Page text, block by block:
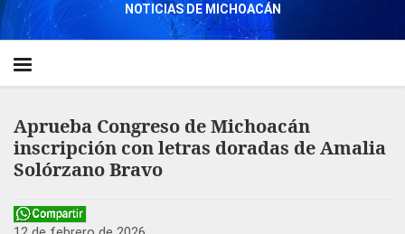
NOTICIAS DE MICHOACÁN
Aprueba Congreso de Michoacán
inscripción con letras doradas de Amalia
Solórzano Bravo